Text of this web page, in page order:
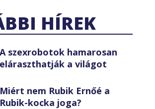
HÍREK
A szexrobotok hamarosan
eláraszthatják a világot
Miért nem Rubik Ernőé a
Rubik-kocka joga?